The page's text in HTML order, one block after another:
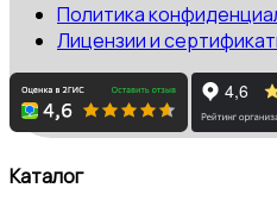
Политика
Лицензии и
Каталог